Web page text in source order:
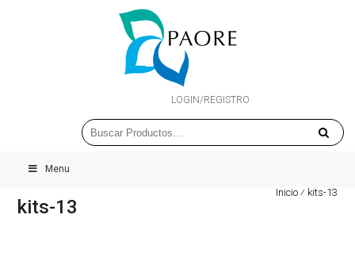
LOGIN/REGISTRO
Menu
Inicio ⁄kits-13
kits-13